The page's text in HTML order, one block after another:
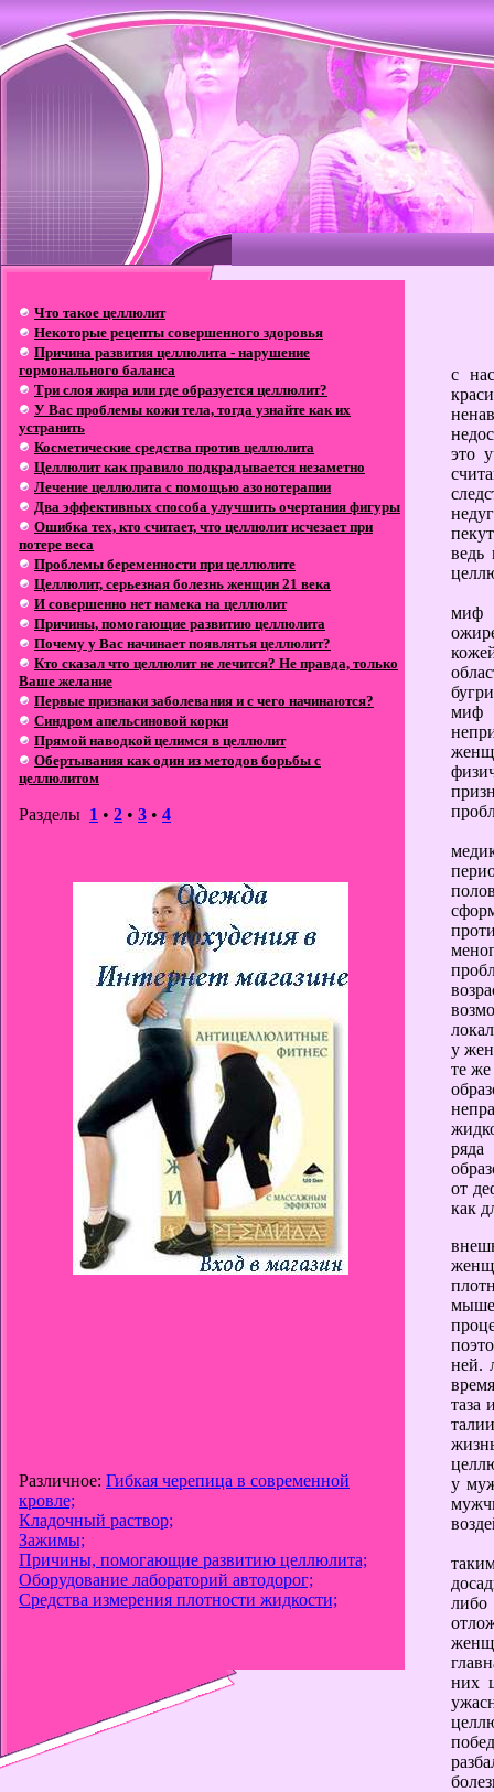
Что такое целлюлит
Некоторые рецепты совершенного здоровья
Причина развития целлюлита - нарушение
гормонального баланса
Три слоя жира или где образуется целлюлит?
У Вас проблемы кожи тела, тогда узнайте как их
устранить
Косметические средства против целлюлита
Целлюлит как правило подкрадывается незаметно
Лечение целлюлита с помощью азонотерапии
Два эффективных способа улучшить очертания фигуры
Ошибка тех, кто считает, что целлюлит исчезает при
потере веса
Проблемы беременности при целлюлите
Целлюлит, серьезная болезнь женщин 21 века
И совершенно нет намека на целлюлит
Причины, помогающие развитию целлюлита
Почему у Вас начинает появлятья целлюлит?
Кто сказал что целлюлит не лечится? Не правда, только
Ваше желание
Первые признаки заболевания и с чего начинаются?
Синдром апельсиновой корки
Прямой наводкой целимся в целлюлит
Обертывания как один из методов борьбы с
целлюлитом
Разделы 1 • 2 • 3 • 4
Различное: Гибкая черепица в современной
кровле;
Кладочный раствор;
Зажимы;
Причины, помогающие развитию целлюлита;
Оборудование лабораторий автодорог;
Средства измерения плотности жидкости;
с
это
ведь
миф
миф
у
те
от
как
ней.
таза
у
либо
них